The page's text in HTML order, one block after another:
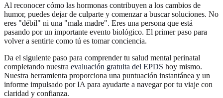
Al reconocer cómo las hormonas contribuyen a los cambios de
humor, puedes dejar de culparte y comenzar a buscar soluciones. No
eres "débil" ni una "mala madre". Eres una persona que está
pasando por un importante evento biológico. El primer paso para
volver a sentirte como tú es tomar conciencia.
Da el siguiente paso para comprender tu salud mental perinatal
completando nuestra evaluación gratuita del EPDS hoy mismo.
Nuestra herramienta proporciona una puntuación instantánea y un
informe impulsado por IA para ayudarte a navegar por tu viaje con
claridad y confianza.